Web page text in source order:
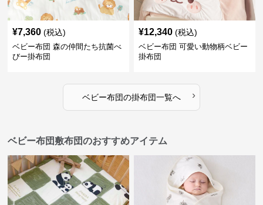
¥7,360 (税込)
ベビー布団 森の仲間たち抗菌べ
びー掛布団
¥12,340 (税込)
ベビー布団 可愛い動物柄ベビー
掛布団
ベビー布団の掛布団一覧へ ›
ベビー布団敷布団のおすすめアイテム